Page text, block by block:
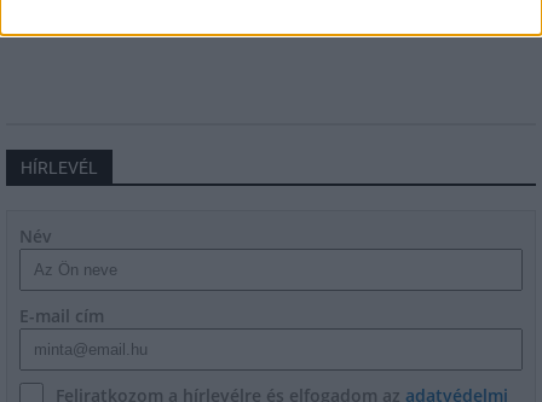
HÍRLEVÉL
Név
E-mail cím
Feliratkozom a hírlevélre és elfogadom az adatvédelmi